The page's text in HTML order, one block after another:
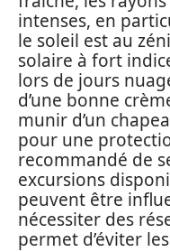
intenses, en
le soleil est au
solaire à fort
lors de jours
d’une bonne
munir d’un
pour une
recommandé de
excursions
peuvent être
nécessiter des
permet d’éviter